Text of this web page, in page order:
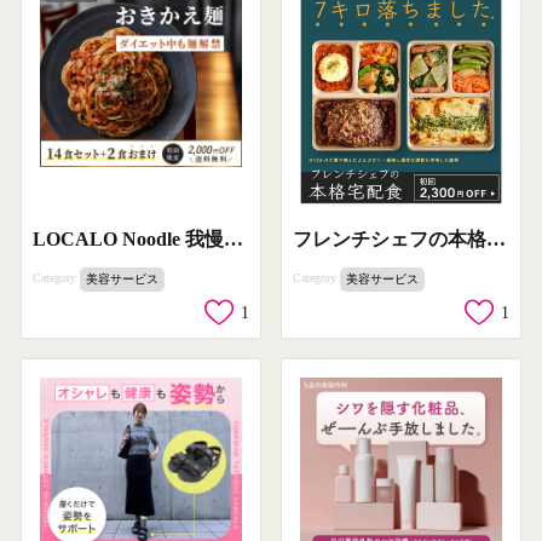
LOCALO Noodle 我慢しないダイエットおきかえ麺
Category 美容サービス
1
フレンチシェフの本格宅配食：ダイエットをサポートする健康宅食サービス
Category 美容サービス
1